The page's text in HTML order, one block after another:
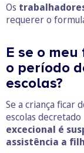
Os
requerer o
E se o
o período
escolas?
Se a criança ficar
escolas
excecional é
assistência a